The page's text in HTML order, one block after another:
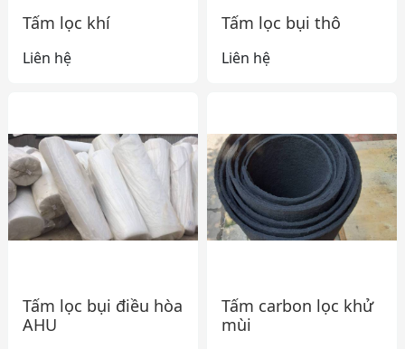
Tấm lọc khí
Liên hệ
Tấm lọc bụi thô
Liên hệ
Tấm lọc bụi điều hòa
AHU
Tấm carbon lọc khử
mùi